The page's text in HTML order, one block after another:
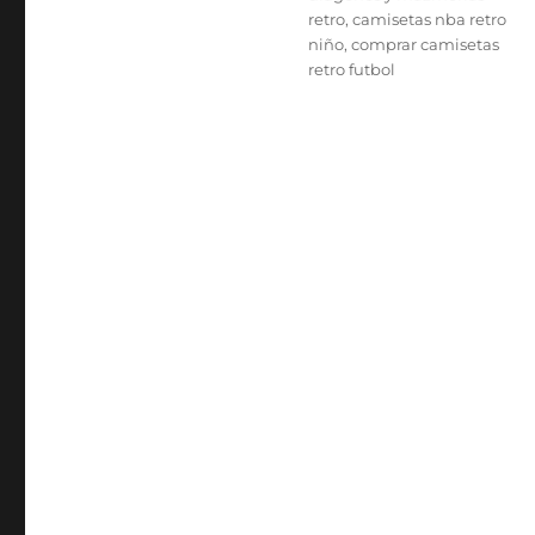
retro, camisetas nba retro
niño, comprar camisetas
retro futbol